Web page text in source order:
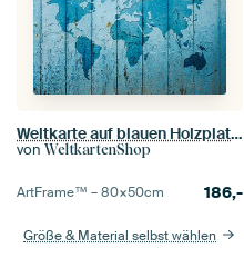
Weltkarte auf blauen Holzplatten
von WeltkartenShop
ArtFrame™ –80×50cm 186,-
Größe & Material selbst wählen